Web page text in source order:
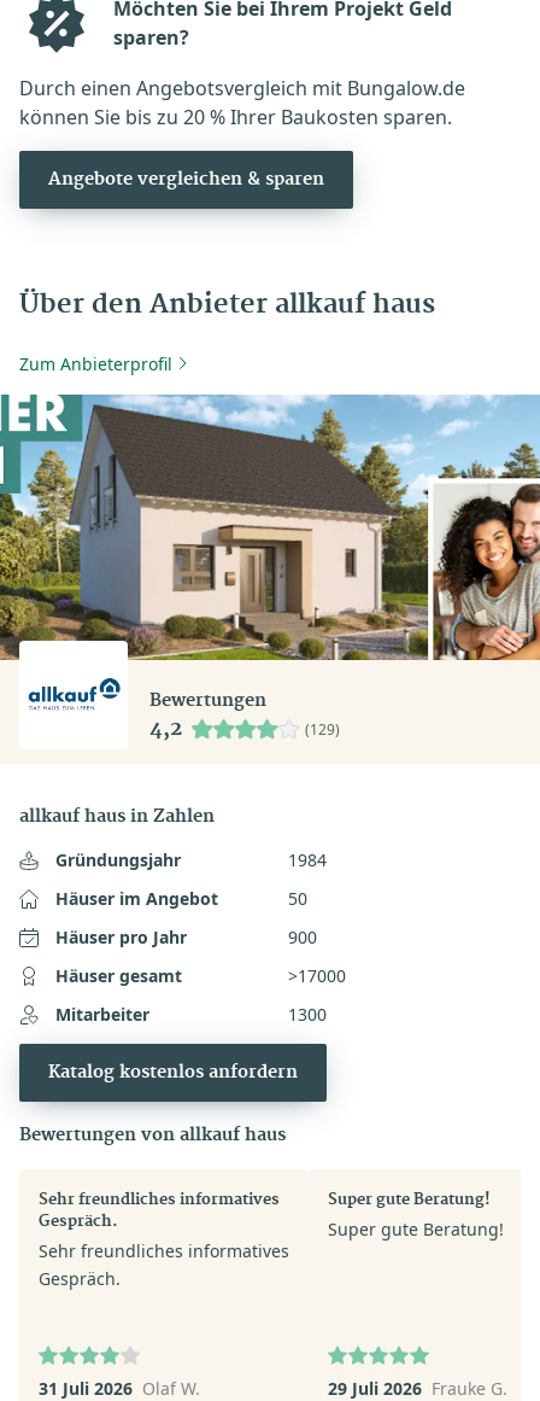
Möchten Sie bei Ihrem Projekt Geld
sparen?
Durch einen Angebotsvergleich mit Bungalow.de
können Sie bis zu 20 % Ihrer Baukosten sparen.
Angebote vergleichen & sparen
Über den Anbieter allkauf haus
Zum Anbieterprofil
Bewertungen
4,2 (129)
allkauf haus in Zahlen
Gründungsjahr
1984
Häuser im Angebot
50
Häuser pro Jahr
900
Häuser gesamt
>17000
Mitarbeiter
1300
Katalog kostenlos anfordern
Bewertungen von allkauf haus
Sehr freundliches informatives
Gespräch.
Sehr freundliches informatives
Gespräch.
31 Juli 2026 Olaf W.
Super gute Beratung!
Super gute Beratung!
29 Juli 2026 Frauke G.